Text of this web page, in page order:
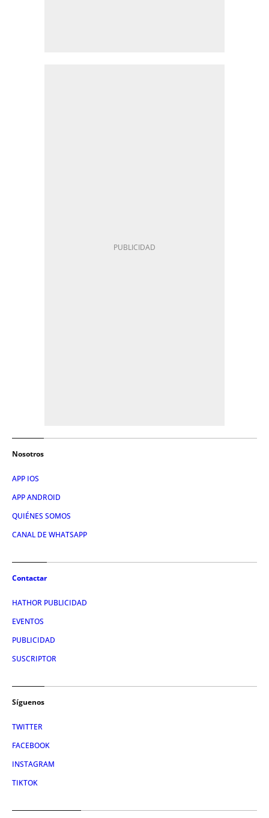
Nosotros
APP IOS
APP ANDROID
QUIÉNES SOMOS
CANAL DE WHATSAPP
Contactar
HATHOR PUBLICIDAD
EVENTOS
PUBLICIDAD
SUSCRIPTOR
Síguenos
TWITTER
FACEBOOK
INSTAGRAM
TIKTOK